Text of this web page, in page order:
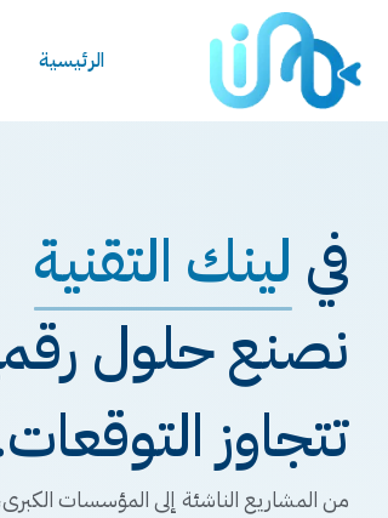
الرئيسية
في لينك التقنية
نصنع حلول
تتجاوز
من المشاريع الناشئة إلى المؤسسات